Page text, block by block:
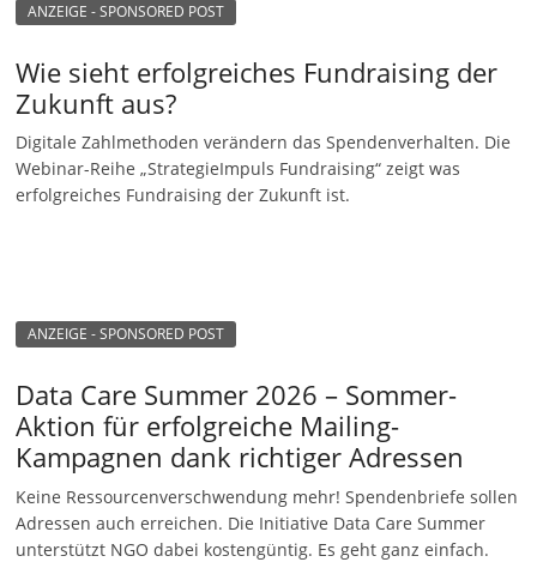
ANZEIGE - SPONSORED POST
Wie sieht erfolgreiches Fundraising der
Zukunft aus?
Digitale Zahlmethoden verändern das Spendenverhalten. Die
Webinar-Reihe „StrategieImpuls Fundraising“ zeigt was
erfolgreiches Fundraising der Zukunft ist.
ANZEIGE - SPONSORED POST
Data Care Summer 2026 – Sommer-
Aktion für erfolgreiche Mailing-
Kampagnen dank richtiger Adressen
Keine Ressourcenverschwendung mehr! Spendenbriefe sollen
Adressen auch erreichen. Die Initiative Data Care Summer
unterstützt NGO dabei kostengüntig. Es geht ganz einfach.